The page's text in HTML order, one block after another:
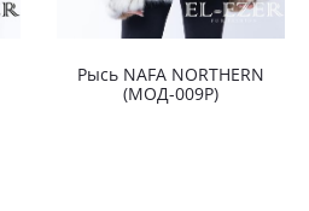
Рысь NAFA NORTHERN
(МОД-009Р)